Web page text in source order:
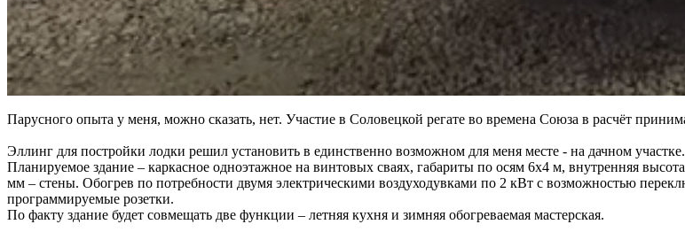
Парусного опыта у меня, можно сказать, нет. Участие в Соловецкой регате во времена Союза в расчёт
Эллинг для постройки лодки решил установить в единственно возможном для меня месте - на дачном участке.
Планируемое здание – каркасное одноэтажное на винтовых сваях, габариты по осям 6х4 м, внутренняя
мм – стены. Обогрев по потребности двумя электрическими воздуходувками по 2 кВт с возможностью
программируемые розетки.
По факту здание будет совмещать две функции – летняя кухня и зимняя обогреваемая мастерская.